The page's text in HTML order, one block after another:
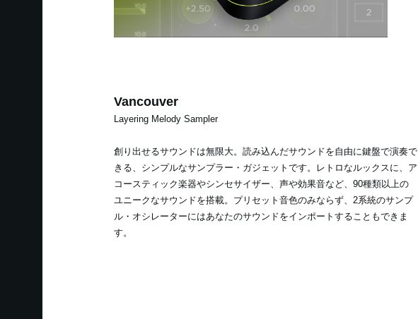
Vancouver
Layering Melody Sampler
創り出せるサウンドは無限大。読み込んだサウンドを自由に鍵盤で演奏で
きる、シンプルなサンプラー・ガジェットです。レトロなルックスに、ア
コースティック楽器やシンセサイザー、声や効果音など、90種類以上の
ユニークなサウンドを搭載。プリセット音色のみならず、2系統のサンプ
ル・オシレーターにはあなたのサウンドをインポートすることもできま
す。